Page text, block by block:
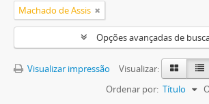
Machado de Assis
Opções avançadas de
Visualizar impressão
Visualizar:
Ordenar por: Título